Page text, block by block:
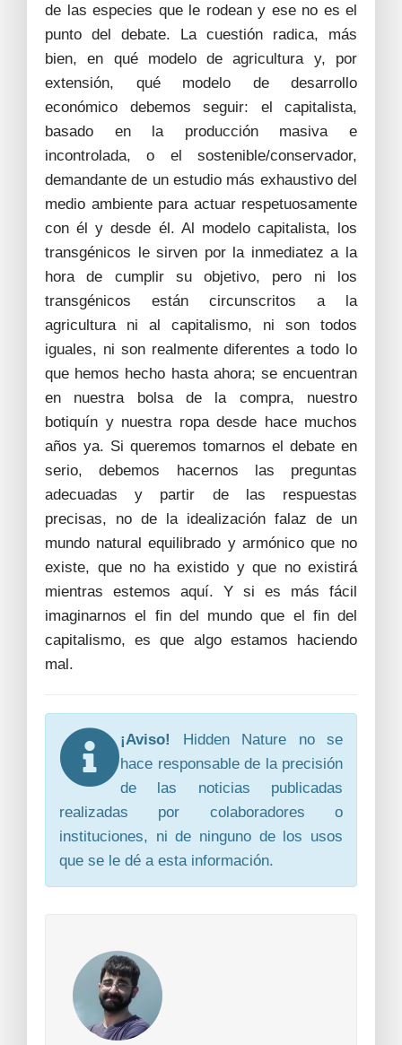
de las especies que le rodean y ese no es el
punto del debate. La cuestión radica, más
bien, en qué modelo de agricultura y, por
extensión, qué modelo de desarrollo
económico debemos seguir: el capitalista,
basado en la producción masiva e
incontrolada, o el sostenible/conservador,
demandante de un estudio más exhaustivo del
medio ambiente para actuar respetuosamente
con él y desde él. Al modelo capitalista, los
transgénicos le sirven por la inmediatez a la
hora de cumplir su objetivo, pero ni los
transgénicos están circunscritos a la
agricultura ni al capitalismo, ni son todos
iguales, ni son realmente diferentes a todo lo
que hemos hecho hasta ahora; se encuentran
en nuestra bolsa de la compra, nuestro
botiquín y nuestra ropa desde hace muchos
años ya. Si queremos tomarnos el debate en
serio, debemos hacernos las preguntas
adecuadas y partir de las respuestas
precisas, no de la idealización falaz de un
mundo natural equilibrado y armónico que no
existe, que no ha existido y que no existirá
mientras estemos aquí. Y si es más fácil
imaginarnos el fin del mundo que el fin del
capitalismo, es que algo estamos haciendo
mal.
¡Aviso!
Hidden Nature no se
hace responsable de la precisión
de las noticias publicadas
realizadas por colaboradores o
instituciones, ni de ninguno de los usos
que se le dé a esta información.